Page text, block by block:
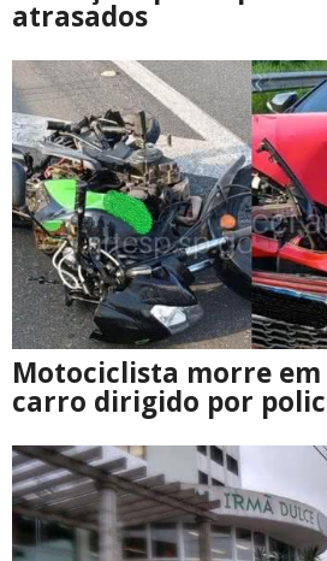
atrasados
Motociclista morre em
carro dirigido por